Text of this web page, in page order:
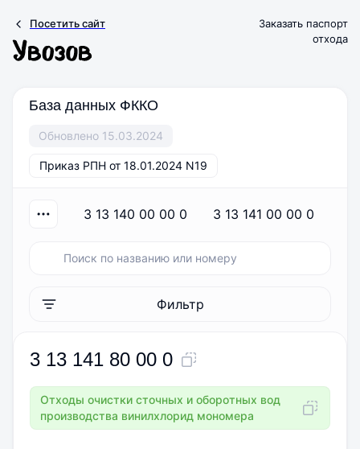
Посетить сайт
Заказать паспорт
отхода
База данных ФККО
Обновлено 15.03.2024
Приказ РПН от 18.01.2024 N19
3 13 140 00 00 0 3 13 141 00 00 0
Фильтр
3 13 141 80 00 0
Отходы очистки сточных и оборотных вод
производства винилхлорид мономера